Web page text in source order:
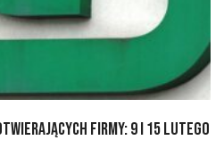
firmy: 9 i 15 lutego